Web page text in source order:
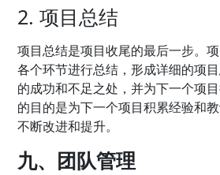
2. 项目总结
项目总结是项目收尾的最后一步。
各个环节进行总结，形成详细的项
的成功和不足之处，并为下一个项
的目的是为下一个项目积累经验和
不断改进和提升。
九、团队管理